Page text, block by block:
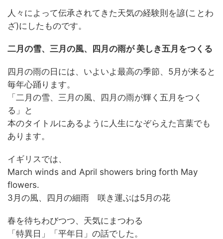
人々によって伝承されてきた天気の経験則を諺(ことわ
ざ)にしたものです。
二月の雪、三月の風、四月の雨が 美しき五月をつくる
四月の雨の日には、いよいよ最高の季節、5月が来ると
毎年心踊ります。
「二月の雪、三月の風、四月の雨が輝く五月をつく
る」と
本のタイトルにあるように人生になぞらえた言葉でも
あります。
イギリスでは、
March winds and April showers bring forth May
flowers.
3月の風、四月の細雨 咲き運ぶは5月の花
春を待ちわびつつ、天気にまつわる
「特異日」「平年日」の話でした。